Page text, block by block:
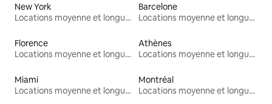
New York
Locations moyenne et longue durée
Barcelone
Locations moyenne et longue durée
Florence
Locations moyenne et longue durée
Athènes
Locations moyenne et longue durée
Miami
Locations moyenne et longue durée
Montréal
Locations moyenne et longue durée